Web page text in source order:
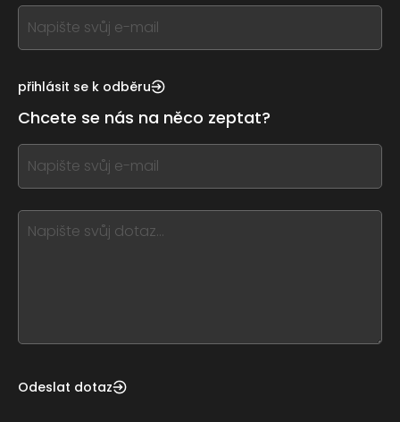
If
you
this,
this
form
field
blank
přihlásit se k odběru
Chcete se nás na něco zeptat?
If
you
this,
leave
Odeslat dotaz